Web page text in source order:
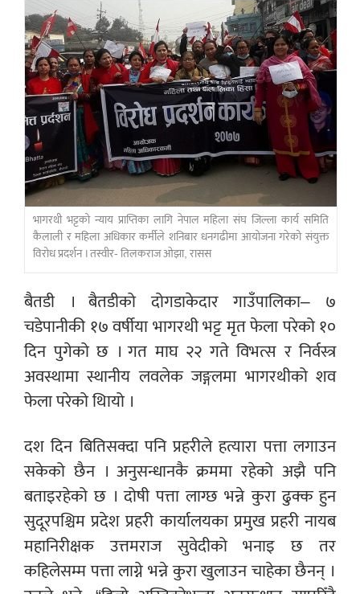
भागरथी भट्टको न्याय प्राप्तिका लागि नेपाल महिला संघ जिल्ला कार्य समिति
कैलाली र महिला अधिकार कर्मीले शनिबार धनगढीमा आयोजना गरेको संयुक्त
विरोध प्रदर्शन । तस्वीर- तिलकराज ओझा, रासस
बैतडी । बैतडीको दोगडाकेदार गाउँपालिका– ७
चडेपानीकी १७ वर्षीया भागरथी भट्ट मृत फेला परेको १०
दिन पुगेको छ । गत माघ २२ गते विभत्स र निर्वस्त्र
अवस्थामा स्थानीय लवलेक जङ्गलमा भागरथीको शव
फेला परेको थिायो ।
दश दिन बितिसक्दा पनि प्रहरीले हत्यारा पत्ता लगाउन
सकेको छैन । अनुसन्धानकै क्रममा रहेको अझै पनि
बताइरहेको छ । दोषी पत्ता लाग्छ भन्ने कुरा ढुक्क हुन
सुदूरपश्चिम प्रदेश प्रहरी कार्यालयका प्रमुख प्रहरी नायब
महानिरीक्षक उत्तमराज सुवेदीको भनाइ छ तर
कहिलेसम्म पत्ता लाग्ने भन्ने कुरा खुलाउन चाहेका छैनन् ।